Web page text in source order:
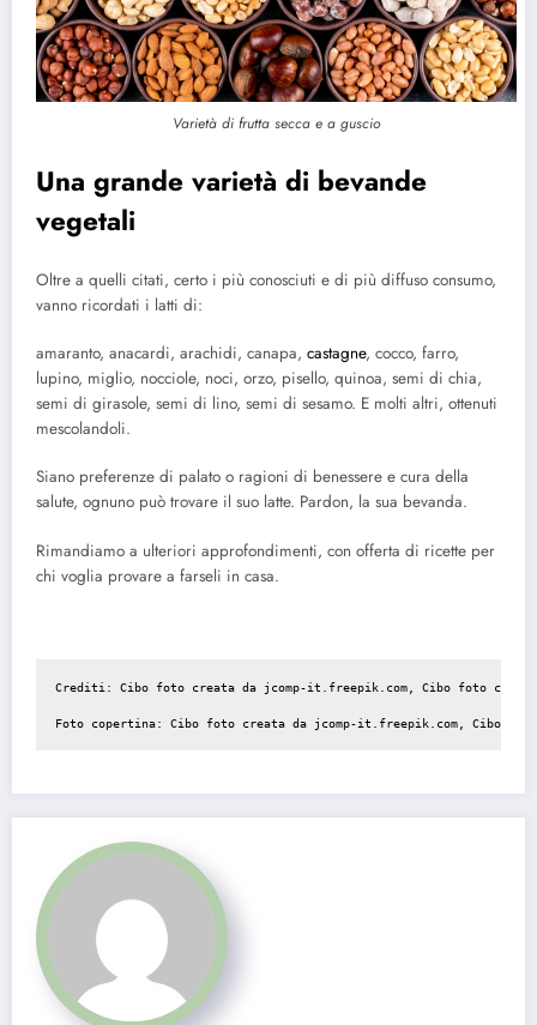
Varietà di frutta secca e a guscio
Una grande varietà di bevande
vegetali
Oltre a quelli citati, certo i più conosciuti e di più diffuso consumo,
vanno ricordati i latti di:
amaranto, anacardi, arachidi, canapa, castagne, cocco, farro,
lupino, miglio, nocciole, noci, orzo, pisello, quinoa, semi di chia,
semi di girasole, semi di lino, semi di sesamo. E molti altri, ottenuti
mescolandoli.
Siano preferenze di palato o ragioni di benessere e cura della
salute, ognuno può trovare il suo latte. Pardon, la sua bevanda.
Rimandiamo a ulteriori approfondimenti, con offerta di ricette per
chi voglia provare a farseli in casa.
Crediti: Cibo foto creata da jcomp-it.freepik.com, Cibo foto
Foto copertina: Cibo foto creata da jcomp-it.freepik.com, Cibo